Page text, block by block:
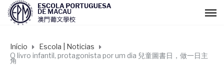
Início
Escola | Noticias
O livro infantil, protagonista por um dia 兒童圖書日，做一日主
角